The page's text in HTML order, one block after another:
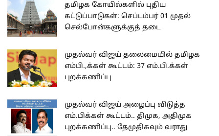
தமிழக கோயில்களில் புதிய
கட்டுப்பாடுகள்: செப்டம்பர் 01 முதல்
செல்போன்களுக்குத் தடை
முதல்வர் விஜய் தலைமையில் தமிழக
எம்பி.,க்கள் கூட்டம்: 37 எம்.பி.க்கள்
புறக்கணிப்பு
முதல்வர் விஜய் அழைப்பு விடுத்த
எம்.பிக்கள் கூட்டம்.. திமுக, அதிமுக
புறக்கணிப்பு.. தேமுதிகவும் வராது